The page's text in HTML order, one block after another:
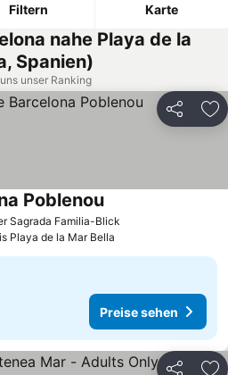
Filtern Karte
nahe Playa de la
Spanien)
unser Ranking
Teilen
Sagrada Familia-Blick
Poblenou
Playa de la Mar Bella
Preise sehen